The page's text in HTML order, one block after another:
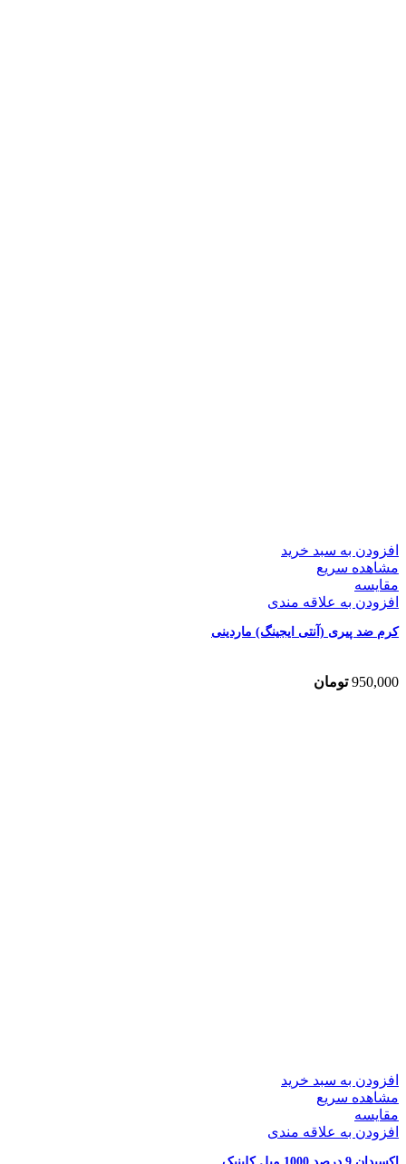
افزودن به سبد خرید
مشاهده سریع
مقایسه
افزودن به علاقه مندی
کرم ضد پیری (آنتی ایجینگ) ماردینی
950,000 تومان
افزودن به سبد خرید
مشاهده سریع
مقایسه
افزودن به علاقه مندی